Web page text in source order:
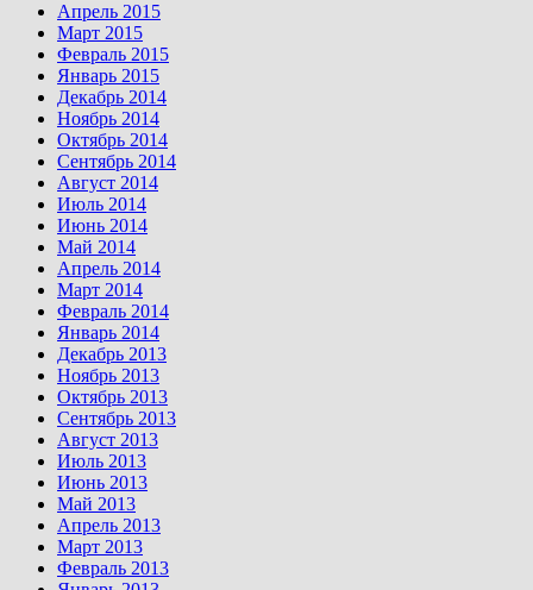
Апрель 2015
Март 2015
Февраль 2015
Январь 2015
Декабрь 2014
Ноябрь 2014
Октябрь 2014
Сентябрь 2014
Август 2014
Июль 2014
Июнь 2014
Май 2014
Апрель 2014
Март 2014
Февраль 2014
Январь 2014
Декабрь 2013
Ноябрь 2013
Октябрь 2013
Сентябрь 2013
Август 2013
Июль 2013
Июнь 2013
Май 2013
Апрель 2013
Март 2013
Февраль 2013